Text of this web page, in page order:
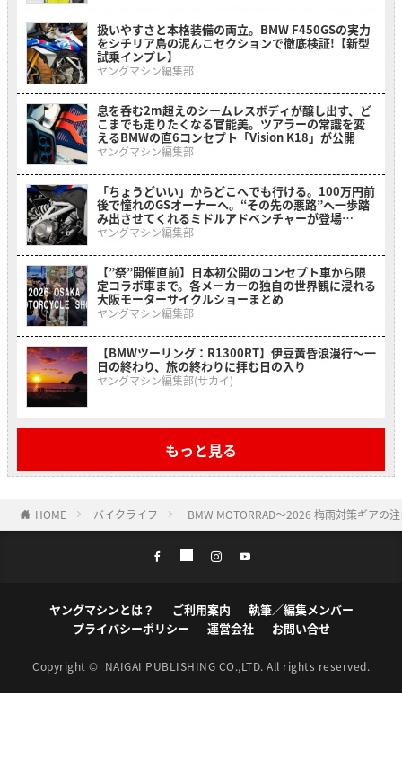
扱いやすさと本格装備の両立。BMW F450GSの実力
をシチリア島の泥んこセクションで徹底検証!【新型
試乗インプレ】
ヤングマシン編集部
息を呑む2m超えのシームレスボディが醸し出す、ど
こまでも走りたくなる官能美。ツアラーの常識を変
えるBMWの直6コンセプト「Vision K18」が公開
ヤングマシン編集部
「ちょうどいい」からどこへでも行ける。100万円前
後で憧れのGSオーナーへ。“その先の悪路”へ一歩踏
み出させてくれるミドルアドベンチャーが登場
【BMW F 450 GS】
ヤングマシン編集部
【”祭”開催直前】日本初公開のコンセプト車から限
定コラボ車まで。各メーカーの独自の世界観に浸れる
大阪モーターサイクルショーまとめ
ヤングマシン編集部
【BMWツーリング：R1300RT】伊豆黄昏浪漫行〜一
日の終わり、旅の終わりに拝む日の入り
ヤングマシン編集部(サカイ)
もっと見る
HOME バイクライフ BMW MOTORRAD〜2026 梅雨対策ギアの
ヤングマシンとは？ ご利用案内
執筆／編集メンバー
プライバシーポリシー
運営会社 お問い合せ
Copyright © NAIGAI PUBLISHING CO.,LTD. All rights reserved.